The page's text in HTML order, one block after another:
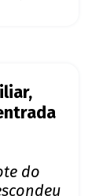
do